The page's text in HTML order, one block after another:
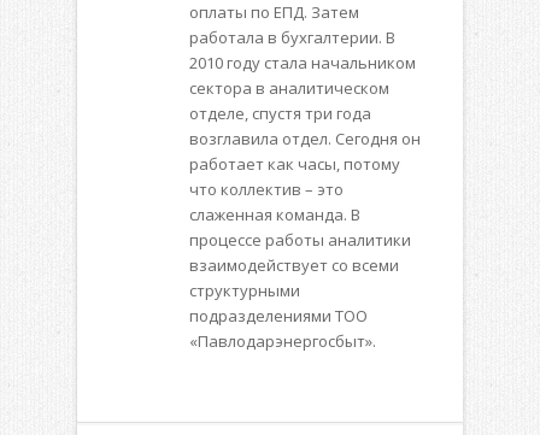
оплаты по ЕПД. Затем
работала в бухгалтерии. В
2010 году стала начальником
сектора в аналитическом
отделе, спустя три года
возглавила отдел. Сегодня он
работает как часы, потому
что коллектив – это
слаженная команда. В
процессе работы аналитики
взаимодействует со всеми
структурными
подразделениями ТОО
«Павлодарэнергосбыт».